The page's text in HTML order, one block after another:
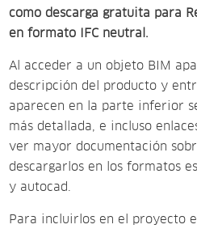
como descarga gratuita para
en formato IFC neutral.
Al acceder a un objeto BIM
descripción del producto y
aparecen en la parte inferior
más detallada, e incluso
ver mayor documentación
descargarlos en los formatos
y autocad.
Para incluirlos en el proyecto